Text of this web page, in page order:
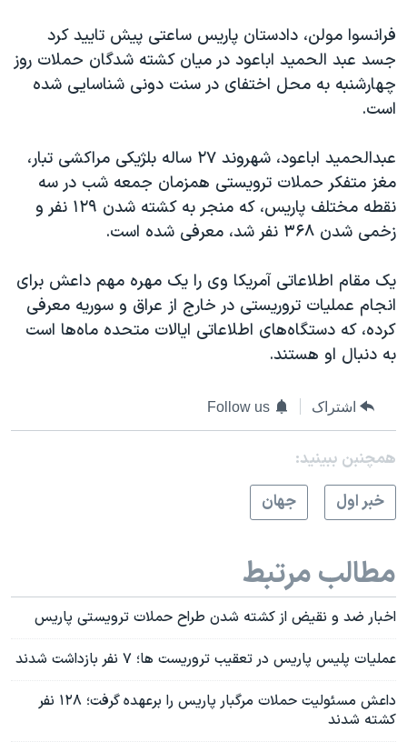
فرانسوا مولن، دادستان پاریس ساعتی پیش تایید کرد
جسد عبد الحمید اباعود در میان کشته شدگان حملات روز
چهارشنبه به محل اختفای در سنت دونی شناسایی شده
است.
عبدالحمید اباعود، شهروند ۲۷ ساله بلژیکی مراکشی تبار،
مغز متفکر حملات ترویستی همزمان جمعه شب در سه
نقطه مختلف پاریس، که منجر به کشته شدن ۱۲۹ نفر و
زخمی شدن ۳۶۸ نفر شد، معرفی شده است.
یک مقام اطلاعاتی آمریکا وی را یک مهره مهم داعش برای
انجام عملیات تروریستی در خارج از عراق و سوریه معرفی
کرده، که دستگاه‌های اطلاعاتی ایالات متحده ماه‌ها است
به دنبال او هستند.
اشتراک Follow us
همچنبن ببینید:
خبر اول
جهان
مطالب مرتبط
اخبار ضد و نقیض از کشته شدن طراح حملات ترویستی پاریس
عملیات پلیس پاریس در تعقیب تروریست ها؛ ۷ نفر بازداشت شدند
داعش مسئولیت حملات مرگبار پاریس را برعهده گرفت؛ ۱۲۸ نفر
کشته شدند